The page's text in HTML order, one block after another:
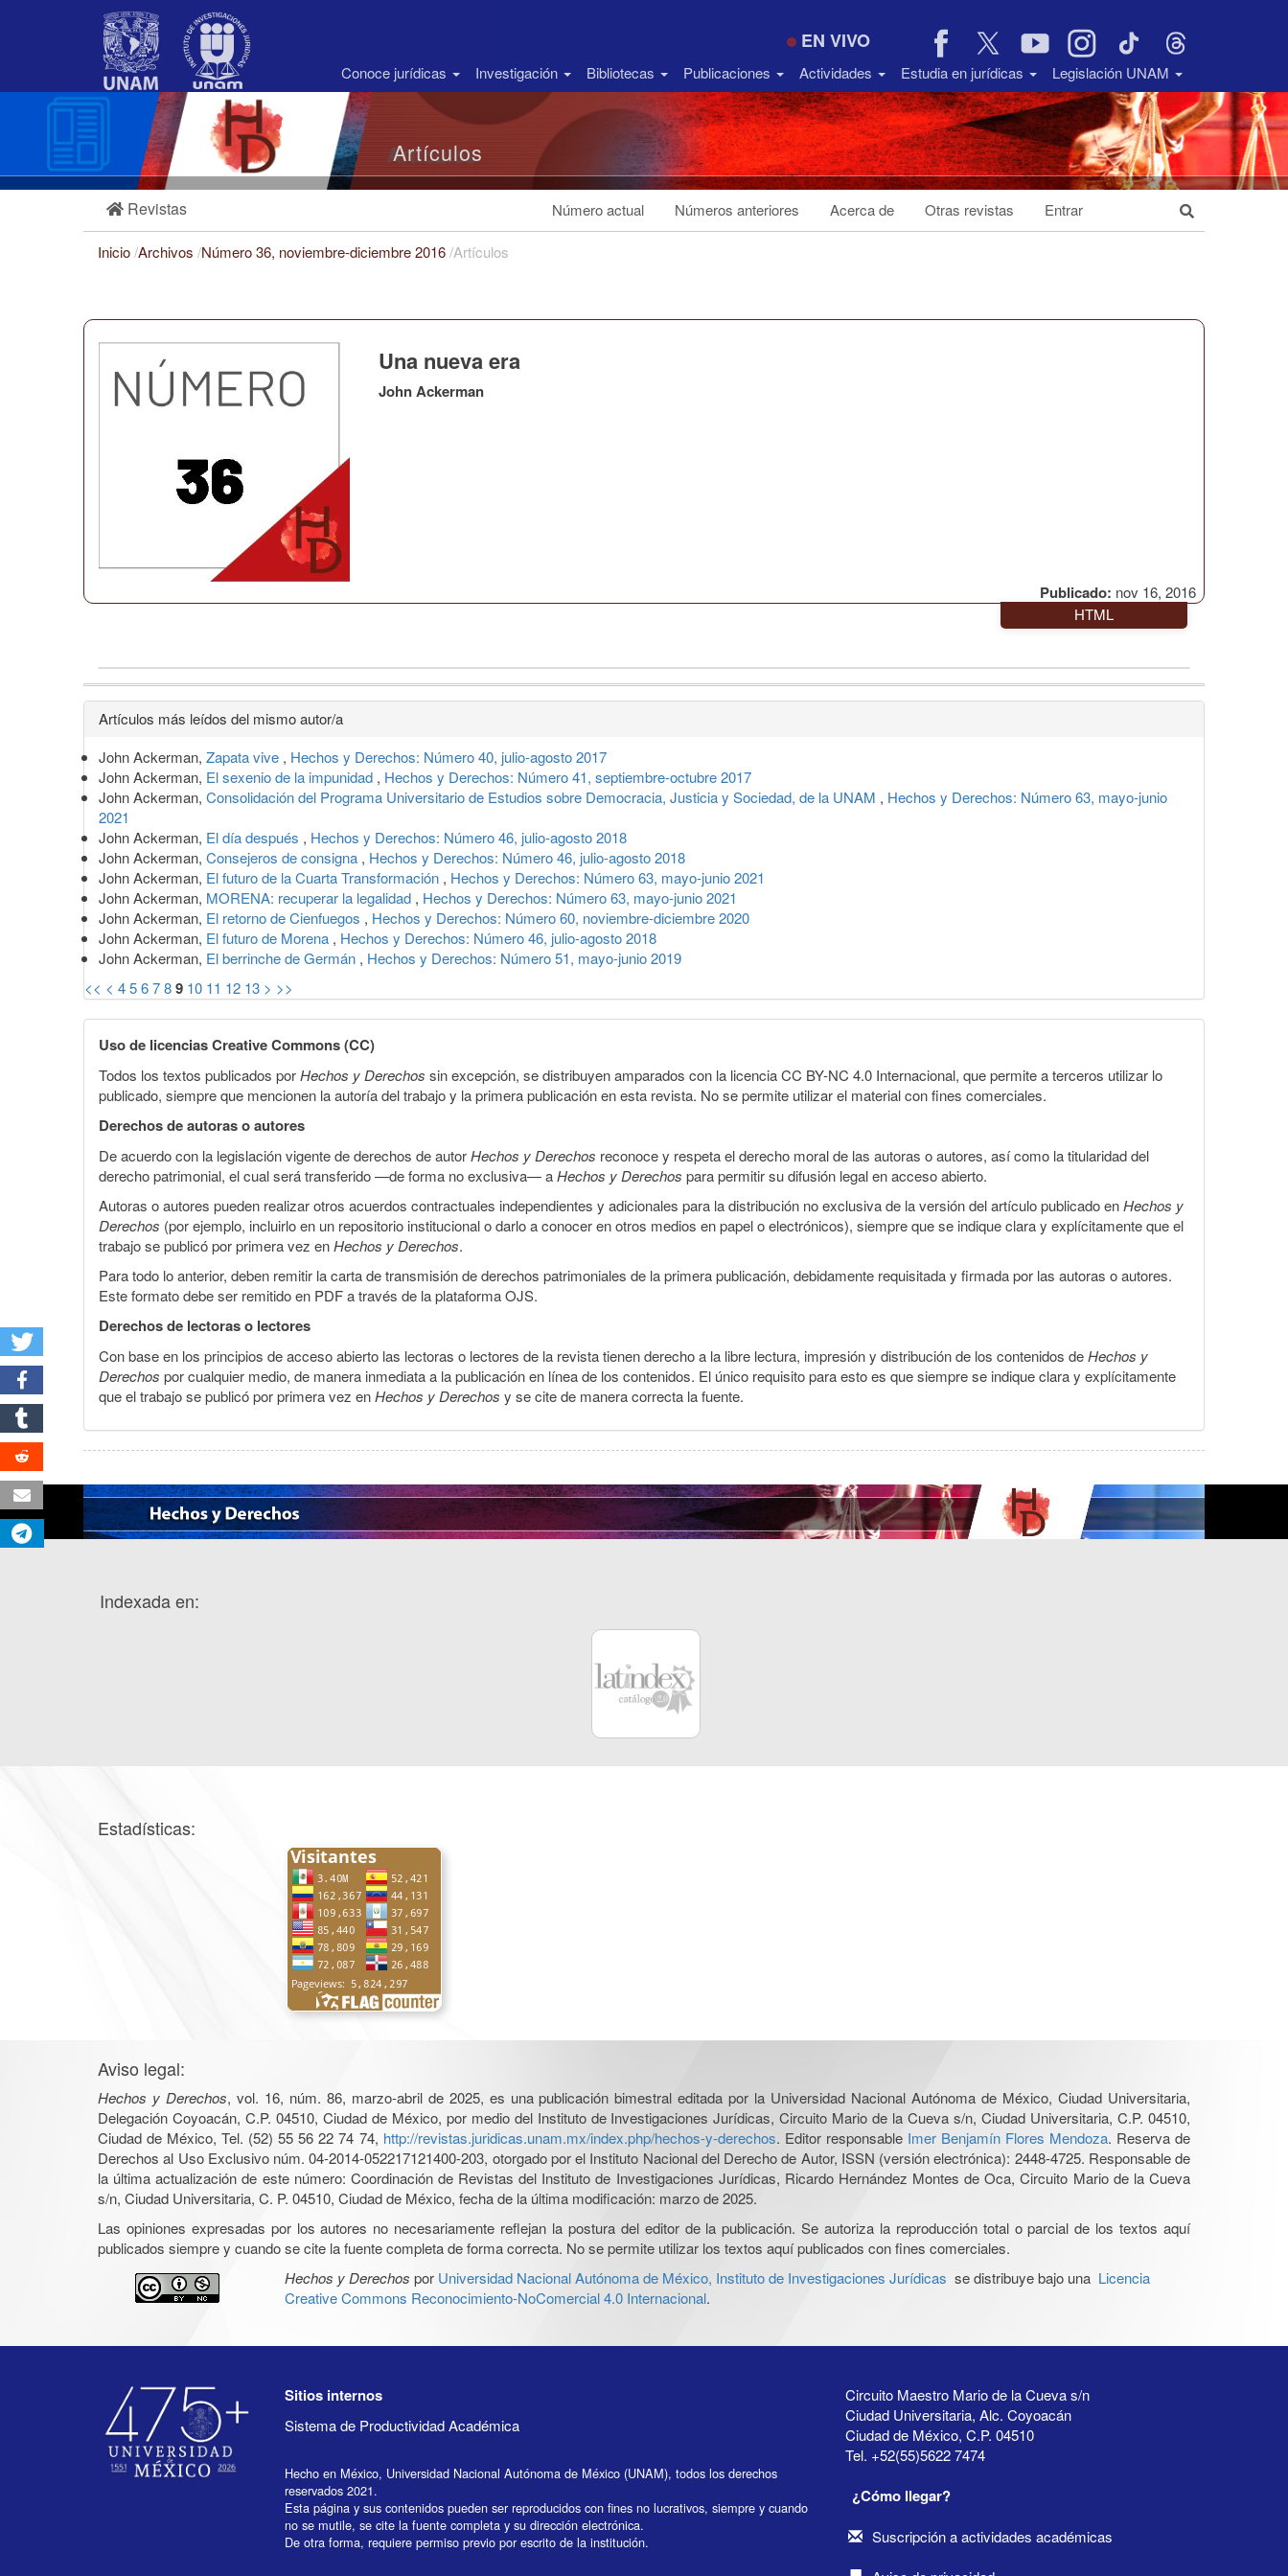
Barra
EN VIVO
Conoce jurídicas Investigación Bibliotecas Publicaciones Actividades Estudia en jurídicas Legislación UNAM
Artículos
Revistas Número actual Números anteriores Acerca de Otras revistas Entrar
Inicio/Archivos /Número 36, noviembre-diciembre 2016/Artículos
Publicado: nov 16, 2016
Una nueva era
John Ackerman
HTML
Detalles
del
artículo
Artículos más leídos del mismo autor/a
John Ackerman, Zapata vive , Hechos y Derechos: Número 40, julio-agosto 2017
John Ackerman, El sexenio de la impunidad , Hechos y Derechos: Número 41, septiembre-octubre 2017
John Ackerman, Consolidación del Programa Universitario de Estudios sobre Democracia, Justicia y Sociedad, de la UNAM , Hechos y Derechos: Número 63, mayo-junio
2021
John Ackerman, El día después , Hechos y Derechos: Número 46, julio-agosto 2018
John Ackerman, Consejeros de consigna , Hechos y Derechos: Número 46, julio-agosto 2018
John Ackerman, El futuro de la Cuarta Transformación , Hechos y Derechos: Número 63, mayo-junio 2021
John Ackerman, MORENA: recuperar la legalidad , Hechos y Derechos: Número 63, mayo-junio 2021
John Ackerman, El retorno de Cienfuegos , Hechos y Derechos: Número 60, noviembre-diciembre 2020
John Ackerman, El futuro de Morena , Hechos y Derechos: Número 46, julio-agosto 2018
John Ackerman, El berrinche de Germán , Hechos y Derechos: Número 51, mayo-junio 2019
<< < 456789 10 11 12 13 > >>
Uso de licencias Creative Commons (CC)
Todos los textos publicados porHechos y Derechos sin excepción, se distribuyen amparados con la licencia CC BY-NC 4.0 Internacional, que permite a terceros utilizar lo
publicado, siempre que mencionen la autoría del trabajo y la primera publicación en esta revista. No se permite utilizar el material con fines comerciales.
Derechos de autoras o autores
De acuerdo con la legislación vigente de derechos de autorHechos y Derechos reconoce y respeta el derecho moral de las autoras o autores, así como la titularidad del
derecho patrimonial, el cual será transferido —de forma no exclusiva— aHechos y Derechos para permitir su difusión legal en acceso abierto.
Autoras o autores pueden realizar otros acuerdos contractuales independientes y adicionales para la distribución no exclusiva de la versión del artículo publicado enHechos y
Derechos (por ejemplo, incluirlo en un repositorio institucional o darlo a conocer en otros medios en papel o electrónicos), siempre que se indique clara y explícitamente que el
trabajo se publicó por primera vez enHechos y Derechos.
Para todo lo anterior, deben remitir la carta de transmisión de derechos patrimoniales de la primera publicación, debidamente requisitada y firmada por las autoras o autores.
Este formato debe ser remitido en PDF a través de la plataforma OJS.
Derechos de lectoras o lectores
Con base en los principios de acceso abierto las lectoras o lectores de la revista tienen derecho a la libre lectura, impresión y distribución de los contenidos deHechos y
Derechos por cualquier medio, de manera inmediata a la publicación en línea de los contenidos. El único requisito para esto es que siempre se indique clara y explícitamente
que el trabajo se publicó por primera vez enHechos y Derechos y se cite de manera correcta la fuente.
Indexada en:
Estadísticas:
Aviso legal:
Hechos y Derechos, vol. 16, núm. 86, marzo-abril de 2025, es una publicación bimestral editada por la Universidad Nacional Autónoma de México, Ciudad Universitaria,
Delegación Coyoacán, C.P. 04510, Ciudad de México, por medio del Instituto de Investigaciones Jurídicas, Circuito Mario de la Cueva s/n, Ciudad Universitaria, C.P. 04510,
Ciudad de México, Tel. (52) 55 56 22 74 74, http://revistas.juridicas.unam.mx/index.php/hechos-y-derechos. Editor responsable Imer Benjamín Flores Mendoza. Reserva de
Derechos al Uso Exclusivo núm. 04-2014-052217121400-203, otorgado por el Instituto Nacional del Derecho de Autor, ISSN (versión electrónica): 2448-4725. Responsable de
la última actualización de este número: Coordinación de Revistas del Instituto de Investigaciones Jurídicas, Ricardo Hernández Montes de Oca, Circuito Mario de la Cueva
s/n, Ciudad Universitaria, C. P. 04510, Ciudad de México, fecha de la última modificación: marzo de 2025.
Las opiniones expresadas por los autores no necesariamente reflejan la postura del editor de la publicación. Se autoriza la reproducción total o parcial de los textos aquí
publicados siempre y cuando se cite la fuente completa de forma correcta. No se permite utilizar los textos aquí publicados con fines comerciales.
Hechos y Derechos por Universidad Nacional Autónoma de México, Instituto de Investigaciones Jurídicas se distribuye bajo una Licencia
Creative Commons Reconocimiento-NoComercial 4.0 Internacional.
Sitios internos
Sistema de Productividad Académica
Hecho en México, Universidad Nacional Autónoma de México (UNAM), todos los derechos
reservados 2021.
Esta página y sus contenidos pueden ser reproducidos con fines no lucrativos, siempre y cuando
no se mutile, se cite la fuente completa y su dirección electrónica.
De otra forma, requiere permiso previo por escrito de la institución.
Circuito Maestro Mario de la Cueva s/n
Ciudad Universitaria, Alc. Coyoacán
Ciudad de México, C.P. 04510
Tel. +52(55)5622 7474
¿Cómo llegar?
Suscripción a actividades académicas